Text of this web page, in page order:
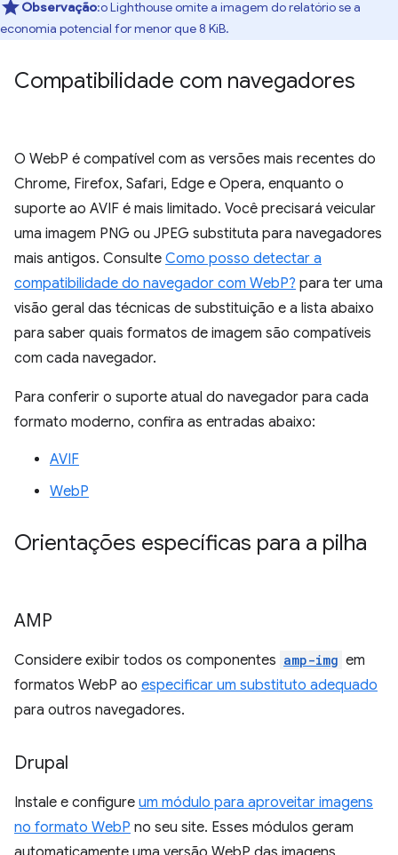
Observação:o Lighthouse omite a imagem do relatório se a
economia potencial for menor que 8 KiB.
Compatibilidade com navegadores
O WebP é compatível com as versões mais recentes do
Chrome, Firefox, Safari, Edge e Opera, enquanto o
suporte ao AVIF é mais limitado. Você precisará veicular
uma imagem PNG ou JPEG substituta para navegadores
mais antigos. Consulte Como posso detectar a
compatibilidade do navegador com WebP? para ter uma
visão geral das técnicas de substituição e a lista abaixo
para saber quais formatos de imagem são compatíveis
com cada navegador.
Para conferir o suporte atual do navegador para cada
formato moderno, confira as entradas abaixo:
AVIF
WebP
Orientações específicas para a pilha
AMP
Considere exibir todos os componentes amp-img em
formatos WebP ao especificar um substituto adequado
para outros navegadores.
Drupal
Instale e configure um módulo para aproveitar imagens
no formato WebP no seu site. Esses módulos geram